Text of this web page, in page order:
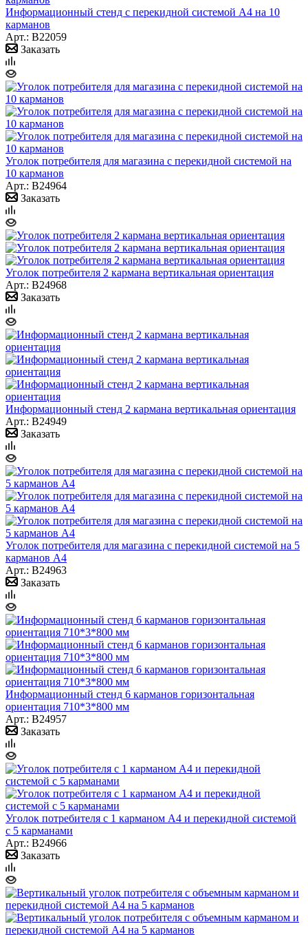
Информационный стенд с перекидной системой А4 на 10
карманов
Арт.: B22059
Заказать
Уголок потребителя для магазина с перекидной системой на
10 карманов
Арт.: B24964
Заказать
Уголок потребителя 2 кармана вертикальная ориентация
Арт.: B24968
Заказать
Информационный стенд 2 кармана вертикальная ориентация
Арт.: B24949
Заказать
Уголок потребителя для магазина с перекидной системой на 5
карманов А4
Арт.: B24963
Заказать
Информационный стенд 6 карманов горизонтальная
ориентация 710*3*800 мм
Арт.: B24957
Заказать
Уголок потребителя с 1 карманом А4 и перекидной системой
с 5 карманами
Арт.: B24966
Заказать